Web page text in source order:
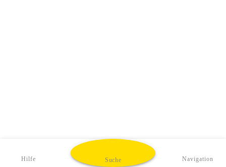
Hilfe Suche Navigation